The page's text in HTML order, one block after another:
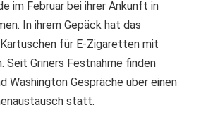
im Februar bei ihrer Ankunft in
In ihrem Gepäck hat das
für E-Zigaretten mit
Seit Griners Festnahme finden
Washington Gespräche über einen
statt.